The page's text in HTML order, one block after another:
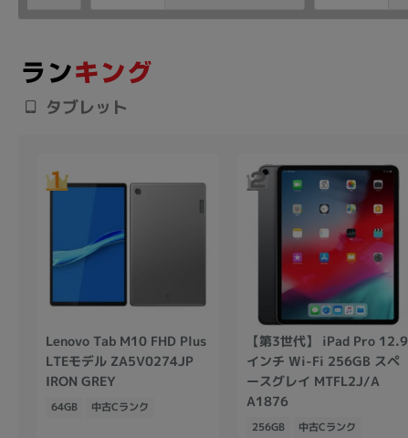
タブレット
Lenovo Tab M10 FHD Plus
LTEモデル ZA5V0274JP
IRON GREY
64GB 中古Cランク
【第3世代】 iPad Pro 12.9
インチ Wi-Fi 256GB スペ
ースグレイ MTFL2J/A
A1876
256GB 中古Cランク